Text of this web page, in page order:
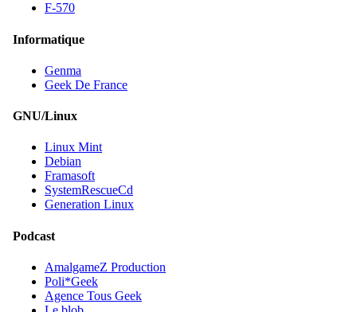
F-570
Informatique
Genma
Geek De France
GNU/Linux
Linux Mint
Debian
Framasoft
SystemRescueCd
Generation Linux
Podcast
AmalgameZ Production
Poli*Geek
Agence Tous Geek